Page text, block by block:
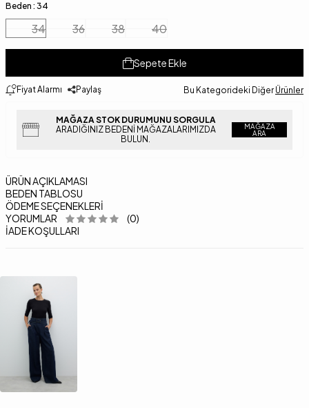
Beden : 34
34 36 38 40
Sepete Ekle
Fiyat Alarmı Paylaş Bu Kategorideki Diğer Ürünler
MAĞAZA STOK DURUMUNU SORGULA
ARADIĞINIZ BEDENI MAĞAZALARIMIZDA
BULUN.
MAĞAZA
ARA
ÜRÜN AÇIKLAMASI
BEDEN TABLOSU
ÖDEME SEÇENEKLERI
YORUMLAR
(0)
İADE KOŞULLARI